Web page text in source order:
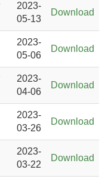
2023-
05-13
Download
2023-
05-06
Download
2023-
04-06
Download
2023-
03-26
Download
2023-
03-22
Download